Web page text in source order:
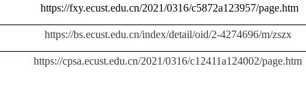
https://fxy.ecust.edu.cn/2021/0316/c5872a123957/page.htm
https://bs.ecust.edu.cn/index/detail/oid/2-4274696/m/zszx
https://cpsa.ecust.edu.cn/2021/0316/c12411a124002/page.htm